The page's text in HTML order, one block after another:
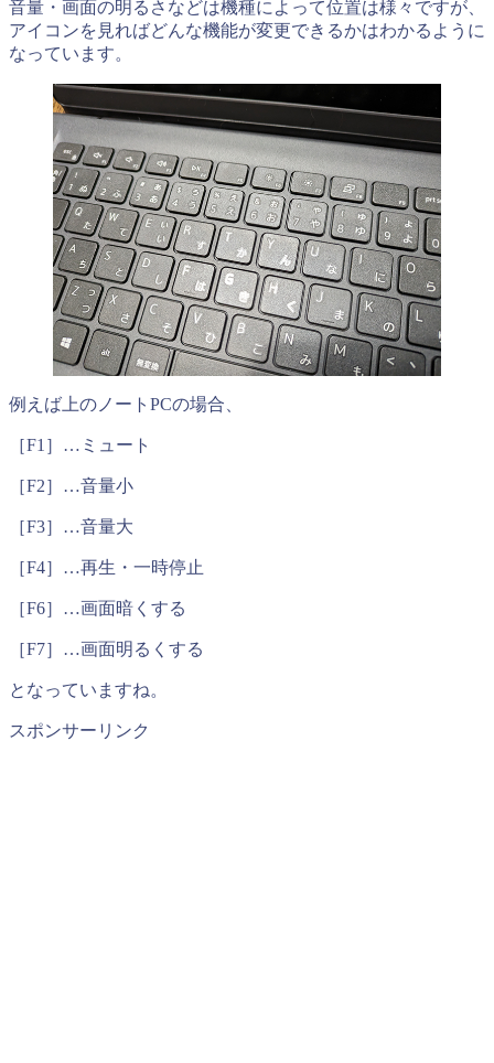
音量・画面の明るさなどは機種によって位置は様々ですが、
アイコンを見ればどんな機能が変更できるかはわかるように
なっています。
例えば上のノートPCの場合、
［F1］…ミュート
［F2］…音量小
［F3］…音量大
［F4］…再生・一時停止
［F6］…画面暗くする
［F7］…画面明るくする
となっていますね。
スポンサーリンク